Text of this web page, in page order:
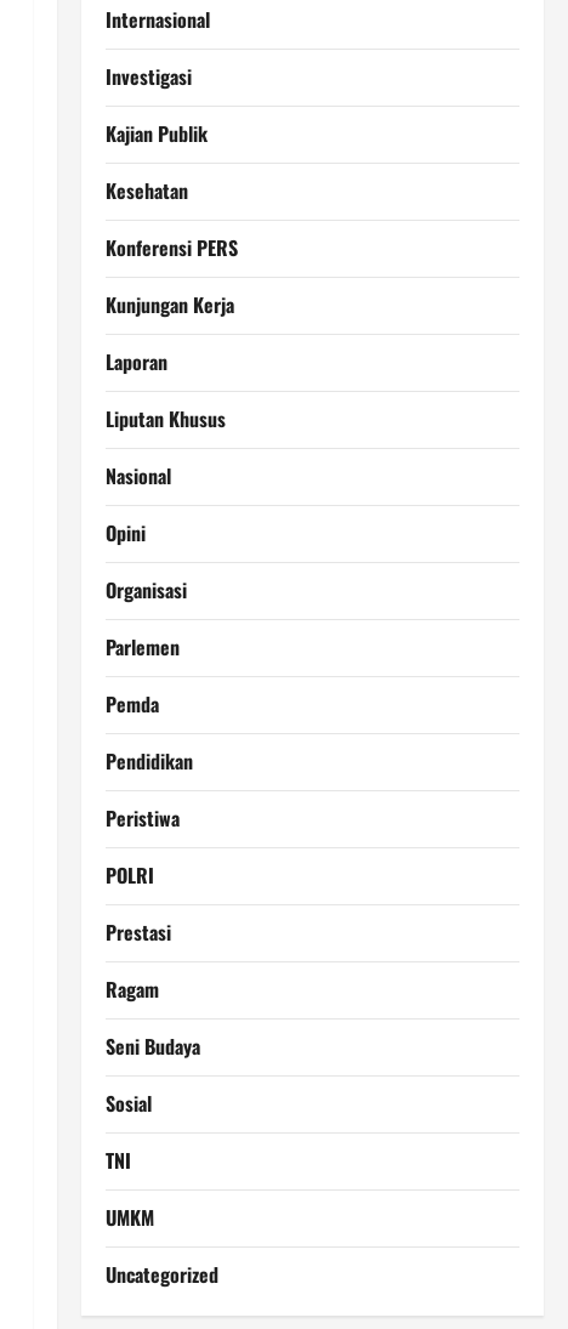
Internasional
Investigasi
Kajian Publik
Kesehatan
Konferensi PERS
Kunjungan Kerja
Laporan
Liputan Khusus
Nasional
Opini
Organisasi
Parlemen
Pemda
Pendidikan
Peristiwa
POLRI
Prestasi
Ragam
Seni Budaya
Sosial
TNI
UMKM
Uncategorized